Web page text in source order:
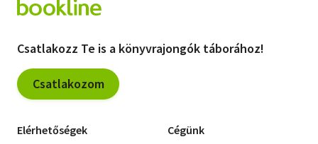
Csatlakozz Te is a könyvrajongók táborához!
Csatlakozom
Elérhetőségek Cégünk